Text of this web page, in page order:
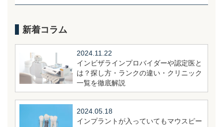
新着コラム
2024.11.22
インビザラインプロバイダーや認定医と
は？探し方・ランクの違い・クリニック
一覧を徹底解説
2024.05.18
インプラントが入っていてもマウスピー